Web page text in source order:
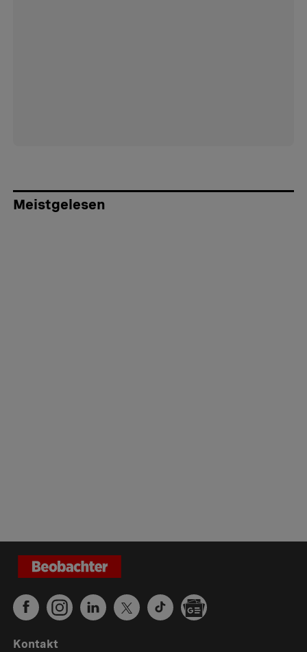
Meistgelesen
Kontakt